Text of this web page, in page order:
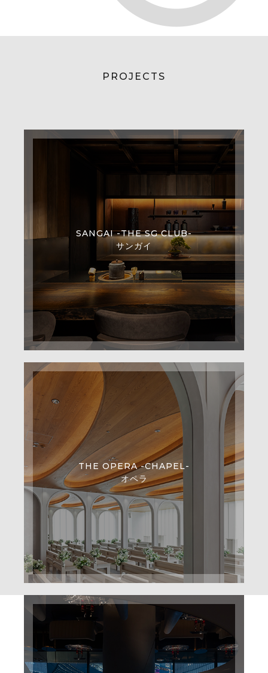
PROJECTS
SANGAI -THE SG CLUB-
サンガイ
THE OPERA -CHAPEL-
オペラ